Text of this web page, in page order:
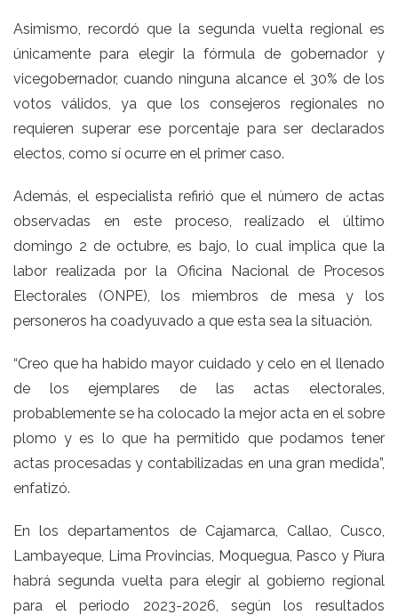
Asimismo, recordó que la segunda vuelta regional es
únicamente para elegir la fórmula de gobernador y
vicegobernador, cuando ninguna alcance el 30% de los
votos válidos, ya que los consejeros regionales no
requieren superar ese porcentaje para ser declarados
electos, como sí ocurre en el primer caso.
Además, el especialista refirió que el número de actas
observadas en este proceso, realizado el último
domingo 2 de octubre, es bajo, lo cual implica que la
labor realizada por la Oficina Nacional de Procesos
Electorales (ONPE), los miembros de mesa y los
personeros ha coadyuvado a que esta sea la situación.
“Creo que ha habido mayor cuidado y celo en el llenado
de los ejemplares de las actas electorales,
probablemente se ha colocado la mejor acta en el sobre
plomo y es lo que ha permitido que podamos tener
actas procesadas y contabilizadas en una gran medida”,
enfatizó.
En los departamentos de Cajamarca, Callao, Cusco,
Lambayeque, Lima Provincias, Moquegua, Pasco y Piura
habrá segunda vuelta para elegir al gobierno regional
para el periodo 2023-2026, según los resultados